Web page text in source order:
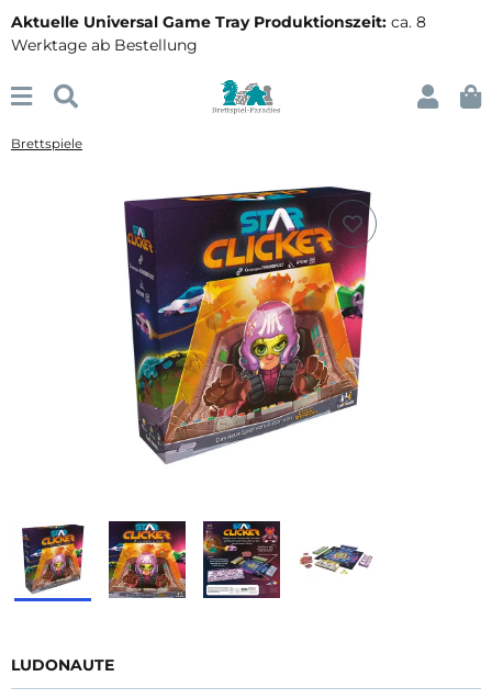
Aktuelle Universal Game Tray Produktionszeit: ca. 8
Werktage ab Bestellung
Brettspiele
LUDONAUTE